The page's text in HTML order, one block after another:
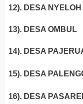
12). DESA
13). DESA OMBUL
14). DESA
15). DESA
16). DESA